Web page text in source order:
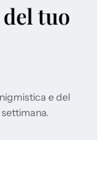
tuo
e del